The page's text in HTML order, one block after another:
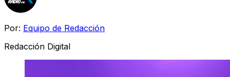
Por: Equipo de Redacción
Redacción Digital